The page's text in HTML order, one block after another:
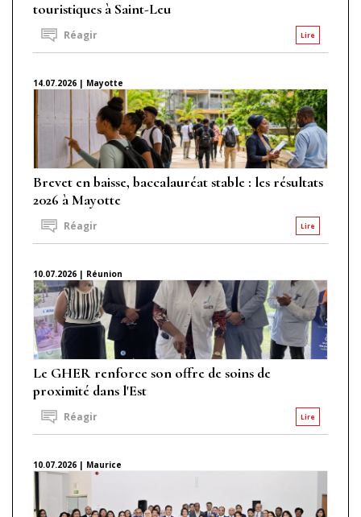
touristiques à Saint-Leu
Lire
Réagir
14.07.2026 | Mayotte
Brevet en baisse, baccalauréat stable : les résultats
2026 à Mayotte
Lire
Réagir
10.07.2026 | Réunion
Le GHER renforce son offre de soins de
proximité dans l'Est
Lire
Réagir
10.07.2026 | Maurice